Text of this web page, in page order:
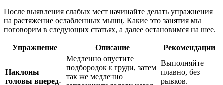
После выявления слабых мест начинайте делать упражнения
на растяжение ослабленных мышц. Какие это занятия мы
поговорим в следующих статьях, а далее остановимся на шее.
Упражнение Описание Рекомендации
Наклоны
головы вперед-
Медленно опустите
подбородок к груди, затем
так же медленно
Выполняйте
плавно, без
рывков.